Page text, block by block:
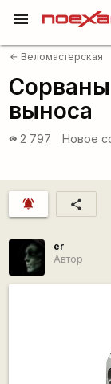
menu
arrow_back Веломастерская
выноса
visibility 2 797 Новое
notifications_active share
er
Автор